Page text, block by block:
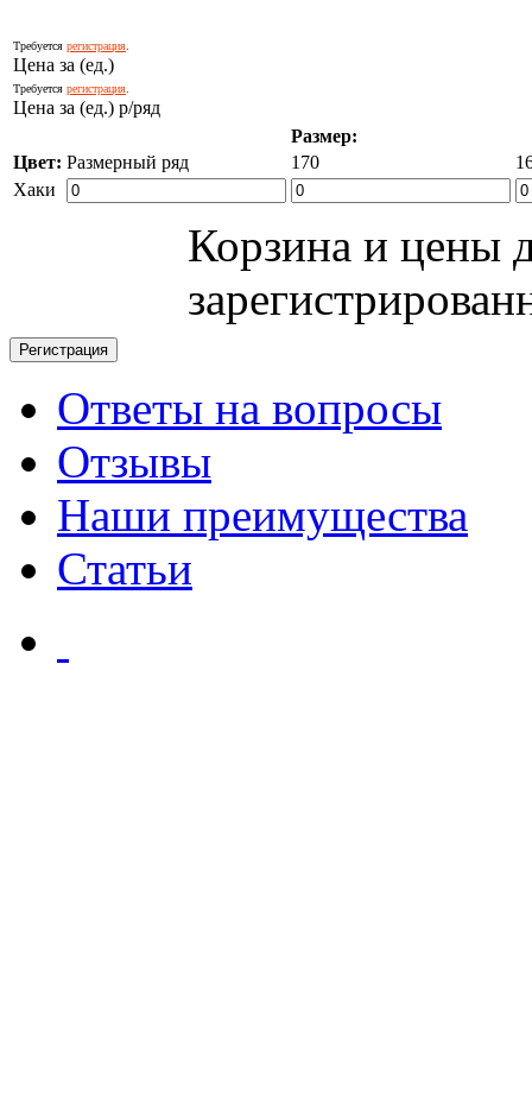
Требуется регистрация
Цена за (ед.)
Требуется регистрация
Цена за (ед.) р/ряд
Размер:
Цвет: Размерный ряд 170
Хаки
Корзина и цены
Ответы на вопросы
Отзывы
Наши преимущества
Статьи